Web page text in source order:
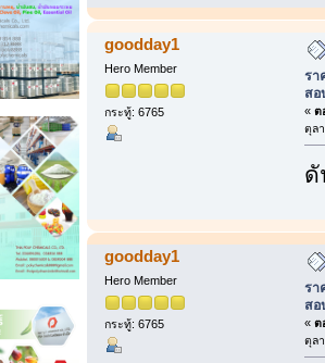
goodday1
Hero Member
กระทู้: 6765
รา
สอ
« ต
ตุล
ดั
goodday1
Hero Member
กระทู้: 6765
รา
สอ
« ต
ตุล